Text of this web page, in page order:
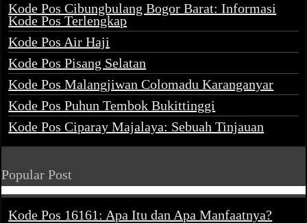
Kode Pos Cibungbulang Bogor Barat: Informasi
Kode Pos Terlengkap
Kode Pos Air Haji
Kode Pos Pisang Selatan
Kode Pos Malangjiwan Colomadu Karanganyar
Kode Pos Puhun Tembok Bukittinggi
Kode Pos Ciparay Majalaya: Sebuah Tinjauan
Popular Post
Kode Pos 16161: Apa Itu dan Apa Manfaatnya?